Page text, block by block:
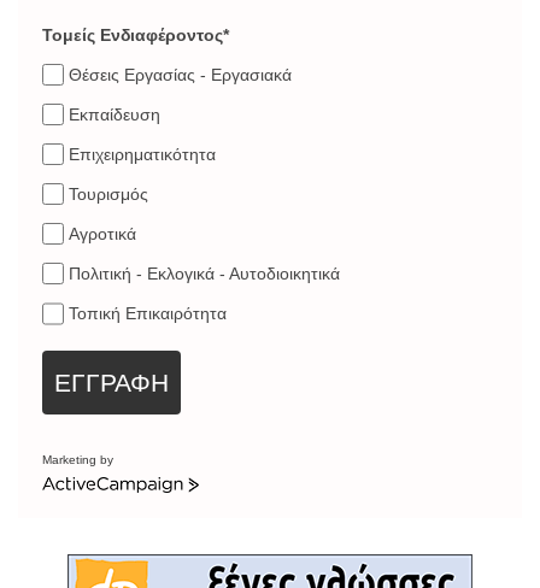
Τομείς Ενδιαφέροντος*
Θέσεις Εργασίας - Εργασιακά
Εκπαίδευση
Επιχειρηματικότητα
Τουρισμός
Αγροτικά
Πολιτική - Εκλογικά - Αυτοδιοικητικά
Τοπική Επικαιρότητα
ΕΓΓΡΑΦΗ
Marketing by